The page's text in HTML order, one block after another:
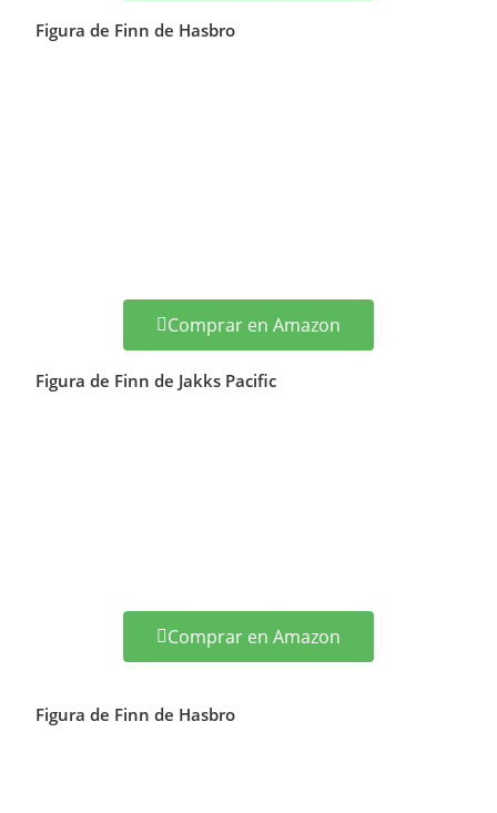
Figura de Finn de Hasbro
Comprar en Amazon
Figura de Finn de Jakks Pacific
Comprar en Amazon
Figura de Finn de Hasbro